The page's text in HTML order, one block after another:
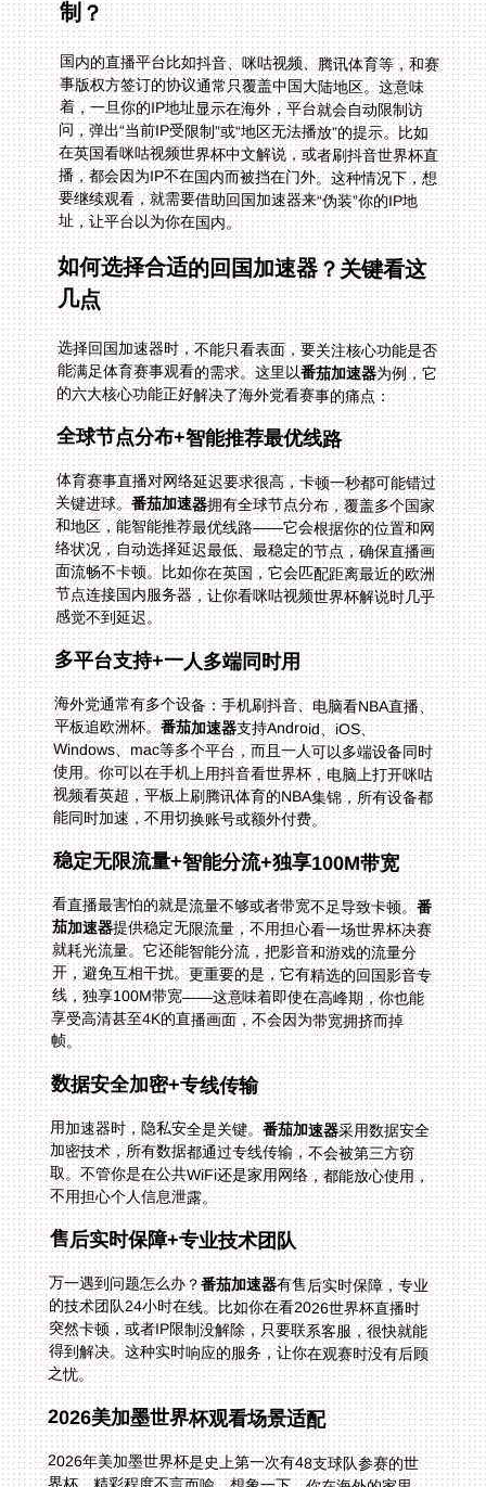
制？
国内的直播平台比如抖音、咪咕视频、腾讯体育等，和赛
事版权方签订的协议通常只覆盖中国大陆地区。这意味
着，一旦你的IP地址显示在海外，平台就会自动限制访
问，弹出“当前IP受限制”或“地区无法播放”的提示。比如
在英国看咪咕视频世界杯中文解说，或者刷抖音世界杯直
播，都会因为IP不在国内而被挡在门外。这种情况下，想
要继续观看，就需要借助回国加速器来“伪装”你的IP地
址，让平台以为你在国内。
如何选择合适的回国加速器？关键看这
几点
选择回国加速器时，不能只看表面，要关注核心功能是否
能满足体育赛事观看的需求。这里以番茄加速器为例，它
的六大核心功能正好解决了海外党看赛事的痛点：
全球节点分布+智能推荐最优线路
体育赛事直播对网络延迟要求很高，卡顿一秒都可能错过
关键进球。番茄加速器拥有全球节点分布，覆盖多个国家
和地区，能智能推荐最优线路——它会根据你的位置和网
络状况，自动选择延迟最低、最稳定的节点，确保直播画
面流畅不卡顿。比如你在英国，它会匹配距离最近的欧洲
节点连接国内服务器，让你看咪咕视频世界杯解说时几乎
感觉不到延迟。
多平台支持+一人多端同时用
海外党通常有多个设备：手机刷抖音、电脑看NBA直播、
平板追欧洲杯。番茄加速器支持Android、iOS、
Windows、mac等多个平台，而且一人可以多端设备同时
使用。你可以在手机上用抖音看世界杯，电脑上打开咪咕
视频看英超，平板上刷腾讯体育的NBA集锦，所有设备都
能同时加速，不用切换账号或额外付费。
稳定无限流量+智能分流+独享100M带宽
看直播最害怕的就是流量不够或者带宽不足导致卡顿。番
茄加速器提供稳定无限流量，不用担心看一场世界杯决赛
就耗光流量。它还能智能分流，把影音和游戏的流量分
开，避免互相干扰。更重要的是，它有精选的回国影音专
线，独享100M带宽——这意味着即使在高峰期，你也能
享受高清甚至4K的直播画面，不会因为带宽拥挤而掉
帧。
数据安全加密+专线传输
用加速器时，隐私安全是关键。番茄加速器采用数据安全
加密技术，所有数据都通过专线传输，不会被第三方窃
取。不管你是在公共WiFi还是家用网络，都能放心使用，
不用担心个人信息泄露。
售后实时保障+专业技术团队
万一遇到问题怎么办？番茄加速器有售后实时保障，专业
的技术团队24小时在线。比如你在看2026世界杯直播时
突然卡顿，或者IP限制没解除，只要联系客服，很快就能
得到解决。这种实时响应的服务，让你在观赛时没有后顾
之忧。
2026美加墨世界杯观看场景适配
2026年美加墨世界杯是史上第一次有48支球队参赛的世
界杯，精彩程度不言而喻。想象一下，你在海外的家里，